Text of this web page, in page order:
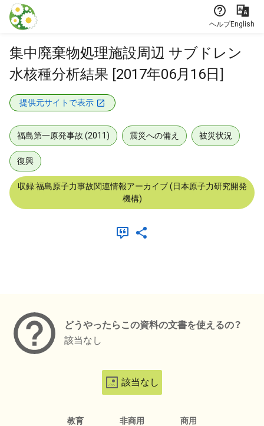
本文に飛ぶ
ヘルプEnglish
集中廃棄物処理施設周辺 サブドレン
水核種分析結果 [2017年06月16日]
提供元サイトで表示
福島第一原発事故 (2011) 震災への備え 被災状況
復興
収録:福島原子力事故関連情報アーカイブ (日本原子力研究開発
機構)
どうやったらこの資料の文書を使えるの？
該当なし
該当なし
教育 非商用 商用